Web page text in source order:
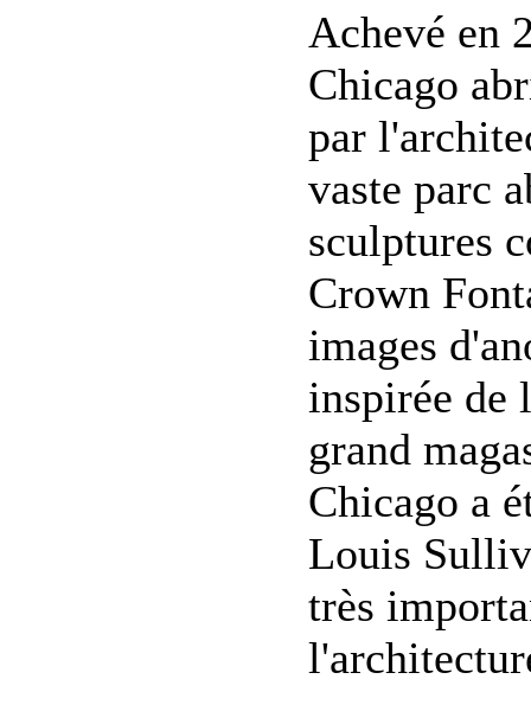
Achevé en
Chicago
par
vaste parc
sculptures
Crown
images
inspirée de
grand
Chicago a
Louis
très